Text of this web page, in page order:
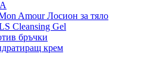
Amour Лосион за тяло
Cleansing Gel
бръчки
крем